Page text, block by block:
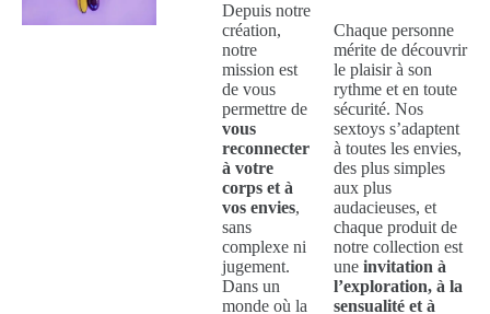
Depuis notre
création,
notre
mission est
de vous
permettre de
vous
reconnecter
à votre
corps et à
vos envies,
sans
complexe ni
jugement.
Dans un
monde où la
Chaque personne
mérite de découvrir
le plaisir à son
rythme et en toute
sécurité. Nos
sextoys s’adaptent
à toutes les envies,
des plus simples
aux plus
audacieuses, et
chaque produit de
notre collection est
uneinvitation à
l’exploration, à la
sensualité et à